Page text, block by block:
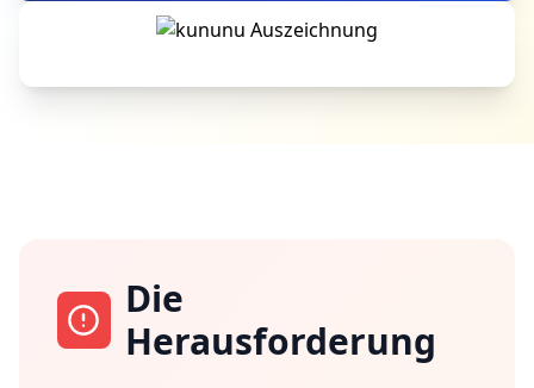
Die
Herausforderung